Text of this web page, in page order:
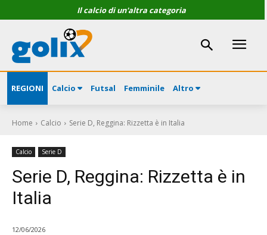
Il calcio di un'altra categoria
REGIONI Calcio Futsal Femminile Altro
Home Calcio Serie D, Reggina: Rizzetta è in Italia
Calcio Serie D
Serie D, Reggina: Rizzetta è in
Italia
12/06/2026